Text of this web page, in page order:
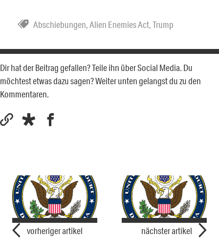
Abschiebungen,Alien Enemies Act,Trump
Dir hat der Beitrag gefallen? Teile ihn über Social Media. Du
möchtest etwas dazu sagen? Weiter unten gelangst du zu den
Kommentaren.
vorheriger artikel nächster artikel